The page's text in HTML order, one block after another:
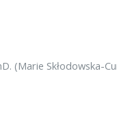
(Marie Skłodowska-